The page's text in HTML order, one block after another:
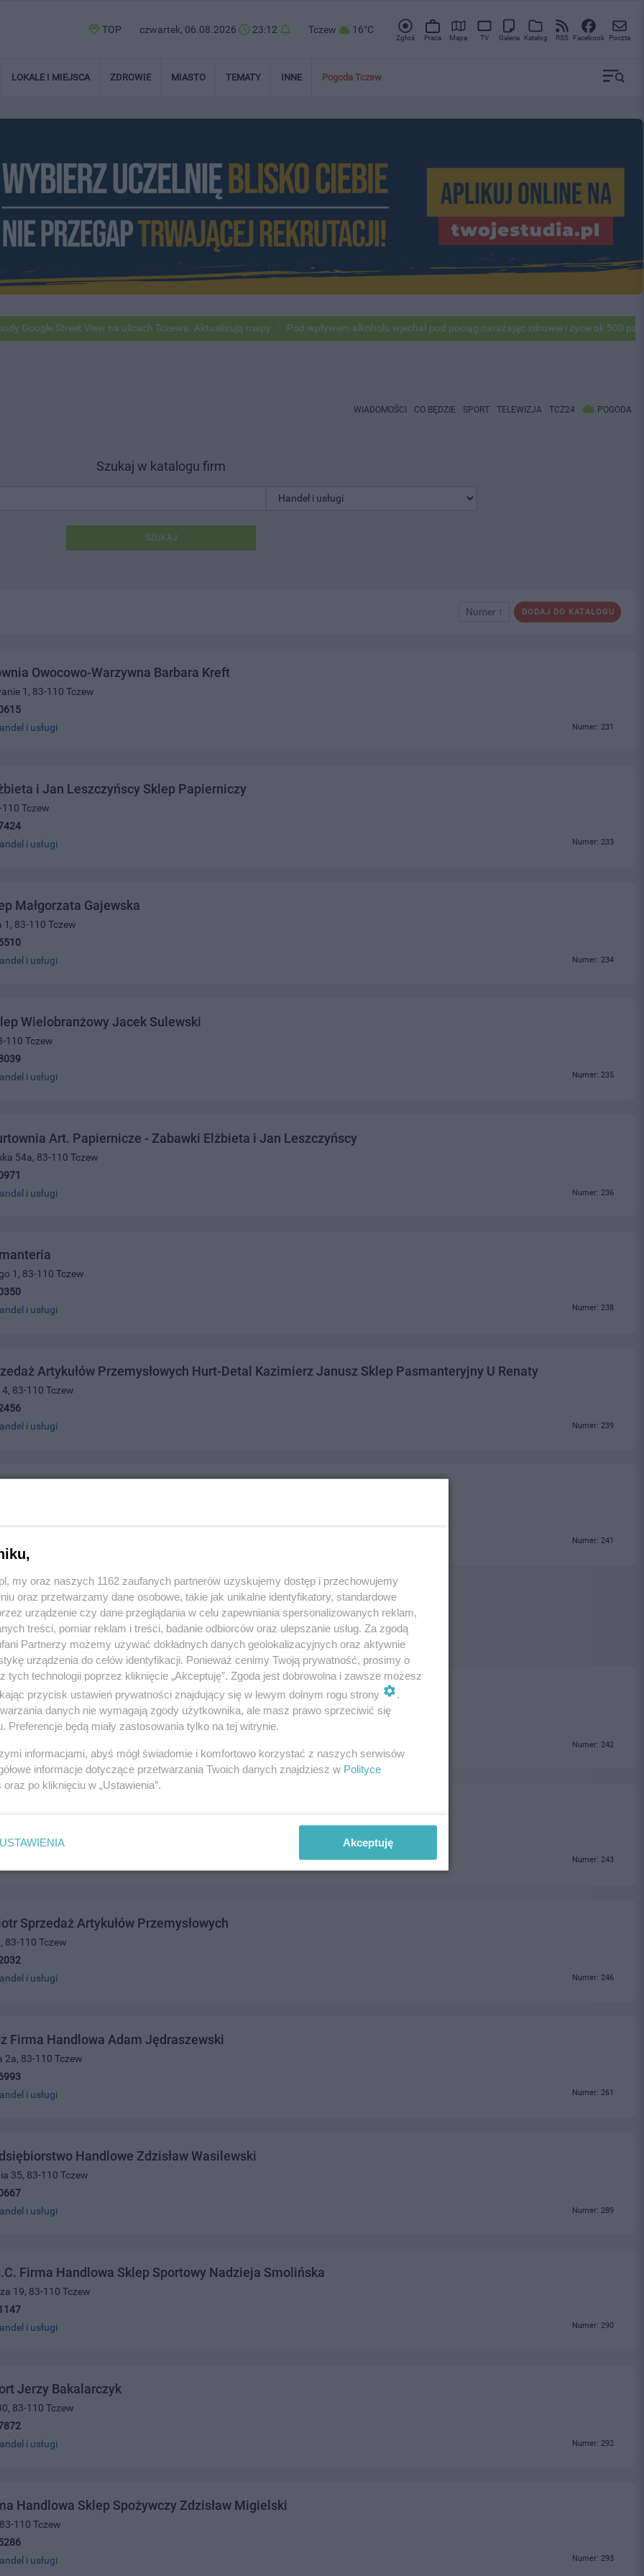
TOP czwartek, 06.08.2026 23:12 Tczew 16°C
Zgłoś Praca Mapa TV Galeria Katalog RSS Facebook Poczta
LOKALE I MIEJSCA ZDROWIE MIASTO TEMATY INNE Pogoda Tczew
Street View na ulicach Tczewa. Aktualizują mapy Pod wpływem alkoholu wjechał pod pociąg narażając zdrowie i życie ok 500 pasażerów!
WIADOMOŚCI CO BĘDZIE SPORT TELEWIZJA TCZ24 POGODA
Szukaj w katalogu firm
SZUKAJ
DODAJ DO KATALOGU
Numer ↑
Owocowo-Warzywna Barbara Kreft
1, 83-110 Tczew
i usługi Numer: 231
i Jan Leszczyńscy Sklep Papierniczy
Tczew
i usługi Numer: 233
Małgorzata Gajewska
1, 83-110 Tczew
i usługi Numer: 234
Wielobranżowy Jacek Sulewski
110 Tczew
i usługi Numer: 235
Art. Papiernicze - Zabawki Elżbieta i Jan Leszczyńscy
54a, 83-110 Tczew
i usługi Numer: 236
1, 83-110 Tczew
i usługi Numer: 238
Artykułów Przemysłowych Hurt-Detal Kazimierz Janusz Sklep Pasmanteryjny U Renaty
83-110 Tczew
i usługi Numer: 239
110 Tczew
Numer: 241
Pomorska Fabryka Drożdży
3/4, 83-110 Tczew
Numer: 242
Numer: 243
Sprzedaż Artykułów Przemysłowych
83-110 Tczew
i usługi Numer: 246
Firma Handlowa Adam Jędraszewski
2a, 83-110 Tczew
i usługi Numer: 261
Handlowe Zdzisław Wasilewski
35, 83-110 Tczew
i usługi Numer: 289
Firma Handlowa Sklep Sportowy Nadzieja Smolińska
19, 83-110 Tczew
i usługi Numer: 290
Jerzy Bakalarczyk
83-110 Tczew
i usługi Numer: 292
Handlowa Sklep Spożywczy Zdzisław Migielski
110 Tczew
i usługi Numer: 293
my oraz naszych 1162 zaufanych partnerów uzyskujemy dostęp i przechowujemy
oraz przetwarzamy dane osobowe, takie jak unikalne identyfikatory, standardowe
urządzenie czy dane przeglądania w celu zapewniania spersonalizowanych reklam,
treści, pomiar reklam i treści, badanie odbiorców oraz ulepszanie usług. Za zgodą
Partnerzy możemy używać dokładnych danych geolokalizacyjnych oraz aktywnie
urządzenia do celów identyfikacji. Ponieważ cenimy Twoją prywatność, prosimy o
tych technologii poprzez kliknięcie „Akceptuję”. Zgoda jest dobrowolna i zawsze możesz
przycisk ustawień prywatności znajdujący się w lewym dolnym rogu strony
.
danych nie wymagają zgody użytkownika, ale masz prawo sprzeciwić się
Preferencje będą miały zastosowania tylko na tej witrynie.
informacjami, abyś mógł świadomie i komfortowo korzystać z naszych serwisów
informacje dotyczące przetwarzania Twoich danych znajdziesz w Polityce
oraz po kliknięciu w „Ustawienia”.
USTAWIENIA Akceptuję